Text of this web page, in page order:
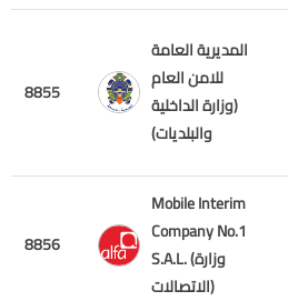
8855
المديرية العامة
للامن العام
(وزارة الداخلية
والبلديات)
8856
Mobile Interim
Company No.1
S.A.L. (وزارة
الاتصالات)